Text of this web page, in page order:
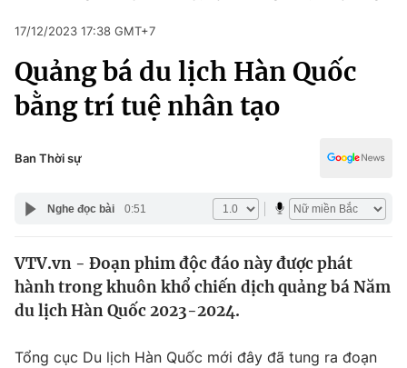
Chuyên mục
Chính trị
Pháp luật
Thế giới
Kinh tế
Pháp luật
Kinh tế
Thể thao
Truyền hình
Y tế
Công nghệ
17/12/2023 17:38 GMT+7
Quảng bá du lịch Hàn Quốc
bằng trí tuệ nhân tạo
Ban Thời sự
Nghe đọc bài 0:51
VTV.vn - Đoạn phim độc đáo này được phát
hành trong khuôn khổ chiến dịch quảng bá Năm
du lịch Hàn Quốc 2023-2024.
Tổng cục Du lịch Hàn Quốc mới đây đã tung ra đoạn